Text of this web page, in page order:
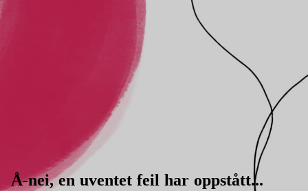
Å-nei, en uventet feil har oppstått...